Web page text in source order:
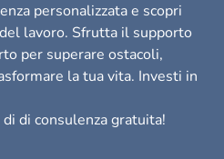
personalizzata e scopri
lavoro. Sfrutta il supporto
per superare ostacoli,
la tua vita. Investi in
di consulenza gratuita!